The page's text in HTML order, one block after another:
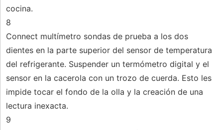
cocina.
8
Connect multímetro sondas de prueba a los dos
dientes en la parte superior del sensor de temperatura
del refrigerante. Suspender un termómetro digital y el
sensor en la cacerola con un trozo de cuerda. Esto les
impide tocar el fondo de la olla y la creación de una
lectura inexacta.
9